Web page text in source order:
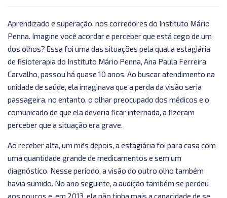
Aprendizado e superação, nos corredores do Instituto Mário
Penna. Imagine você acordar e perceber que está cego de um
dos olhos? Essa foi uma das situações pela qual a estagiária
de fisioterapia do Instituto Mário Penna, Ana Paula Ferreira
Carvalho, passou há quase 10 anos. Ao buscar atendimento na
unidade de saúde, ela imaginava que a perda da visão seria
passageira, no entanto, o olhar preocupado dos médicos e o
comunicado de que ela deveria ficar internada, a fizeram
perceber que a situação era grave.
Ao receber alta, um mês depois, a estagiária foi para casa com
uma quantidade grande de medicamentos e sem um
diagnóstico. Nesse período, a visão do outro olho também
havia sumido. No ano seguinte, a audição também se perdeu
aos poucos e, em 2013, ela não tinha mais a capacidade de se